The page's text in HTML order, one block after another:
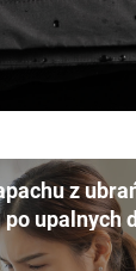
z
upalnych